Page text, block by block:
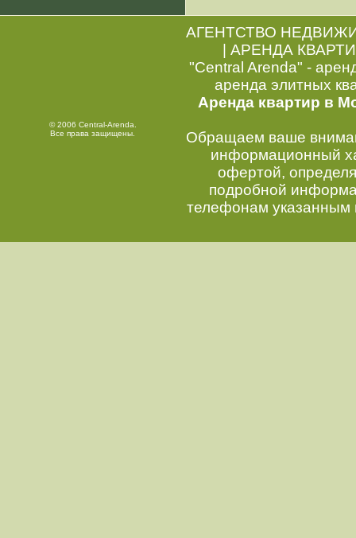
© 2006 Central-Arenda.
Все права защищены.
АГЕНТСТВО
|АРЕНДА
"Central Arenda" -
аренда элитных
Аренда квартир в
Обращаем ваше
информационный
офертой,
подробной
телефонам указанным